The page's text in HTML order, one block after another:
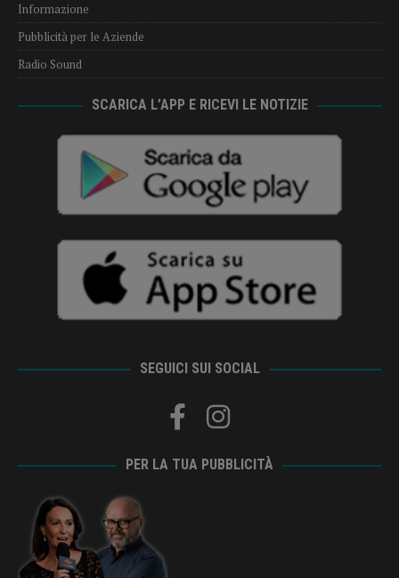
Informazione
Pubblicità per le Aziende
Radio Sound
SCARICA L’APP E RICEVI LE NOTIZIE
SEGUICI SUI SOCIAL
PER LA TUA PUBBLICITÀ